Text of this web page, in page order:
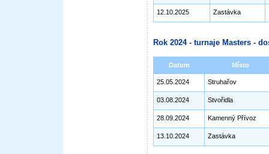
12.10.2025 Zastávka
Rok 2024 - turnaje Masters -
Datum Místo
25.05.2024 Struhařov
03.08.2024 Stvořidla
28.09.2024 Kamenný Přívoz
13.10.2024 Zastávka